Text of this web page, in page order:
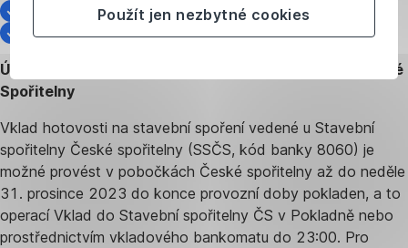
Použít jen nezbytné cookies
Oberbank – 8040
Multitude Bank - 8500
Úhrady a vklady hotovosti do Stavební spořitelny České
Spořitelny
Vklad hotovosti na stavební spoření vedené u Stavební
spořitelny České spořitelny (SSČS, kód banky 8060) je
možné provést v pobočkách České spořitelny až do neděle
31. prosince 2023 do konce provozní doby pokladen, a to
operací Vklad do Stavební spořitelny ČS v Pokladně nebo
prostřednictvím vkladového bankomatu do 23:00. Pro